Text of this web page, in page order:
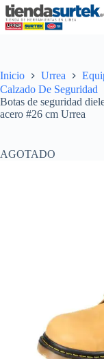
Saltar
al
contenido
Inicio Urrea
Calzado De Seguridad
Botas de seguridad
acero #26 cm Urrea
AGOTADO